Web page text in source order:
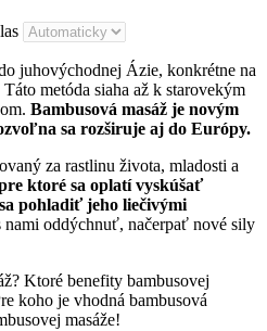
juhovýchodnej Ázie, konkrétne na
metóda siaha až k starovekým
Bambusová masáž je novým
sa rozširuje aj do Európy.
za rastlinu života, mladosti a
ktoré sa oplatí vyskúšať
pohladiť jeho liečivými
nami oddýchnuť, načerpať nové sily
Ktoré benefity bambusovej
koho je vhodná bambusová
masáže!